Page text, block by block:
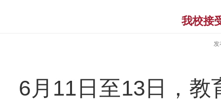
我校接
发
6月11日至13日，